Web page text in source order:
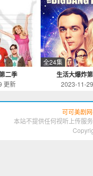
二季
更新
生活大爆炸
全24集
2023-11-
可可美剧网
本站不提供任何视听上传服